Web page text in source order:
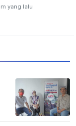
yang lalu